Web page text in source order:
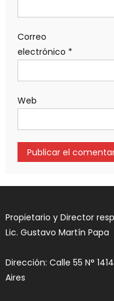
Correo
electrónico *
Web
Propietario y Director
Lic. Gustavo Martín Papa
Dirección: Calle 55 N°
Aires